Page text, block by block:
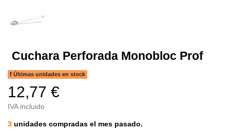
Cuchara Perforada Monobloc Prof
Últimas unidades en stock
12,77 €
IVA incluido
3 unidades compradas el mes pasado.